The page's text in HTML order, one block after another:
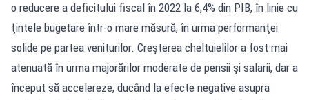
o reducere a deficitului fiscal în 2022 la 6,4% din PIB, în linie cu
ţintele bugetare într-o mare măsură, în urma performanţei
solide pe partea veniturilor. Creşterea cheltuielilor a fost mai
atenuată în urma majorărilor moderate de pensii şi salarii, dar a
început să accelereze, ducând la efecte negative asupra